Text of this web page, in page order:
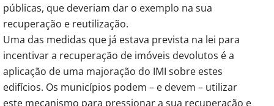
públicas, que deveriam dar o exemplo na sua
recuperação e reutilização.
Uma das medidas que já estava prevista na lei para
incentivar a recuperação de imóveis devolutos é a
aplicação de uma majoração do IMI sobre estes
edifícios. Os municípios podem – e devem – utilizar
este mecanismo para pressionar a sua recuperação e